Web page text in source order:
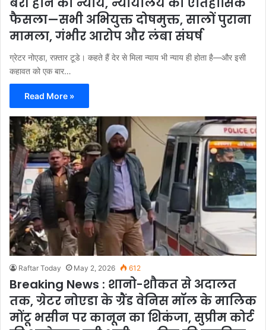
फैसला—सभी अभियुक्त दोषमुक्त, सालों पुराना
मामला, गंभीर आरोप और लंबा संघर्ष
ग्रेटर नोएडा, रफ़्तार टूडे। कहते हैं देर से मिला न्याय भी न्याय ही होता है—और इसी
कहावत को एक बार…
Read More »
Raftar Today May 2, 2026 612
Breaking News : शानो-शौकत से अदालत
तक, ग्रेटर नोएडा के ग्रैंड वेनिस मॉल के मालिक
मोंटू भसीन पर कानून का शिकंजा, सुप्रीम कोर्ट